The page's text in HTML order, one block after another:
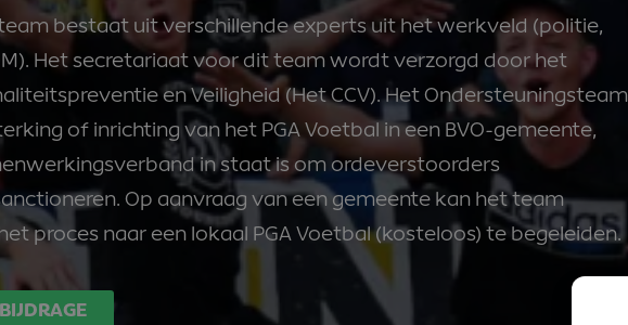
bestaat uit verschillende experts uit het werkveld (politie,
Het secretariaat voor dit team wordt verzorgd door het
en Veiligheid (Het CCV). Het Ondersteuningsteam
of inrichting van het PGA Voetbal in een BVO-gemeente,
in staat is om ordeverstoorders
Op aanvraag van een gemeente kan het team
proces naar een lokaal PGA Voetbal (kosteloos) te begeleiden.